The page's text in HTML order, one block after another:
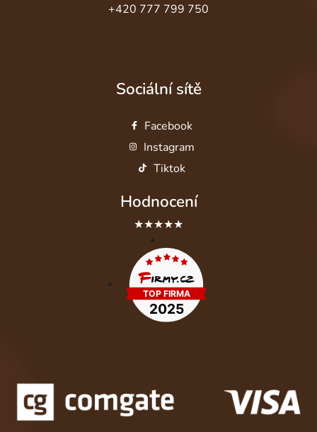
+420 777 799 750
Sociální sítě
Facebook
Instagram
Tiktok
Hodnocení
★★★★★